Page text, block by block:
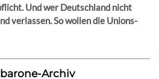
Und wer Deutschland nicht
verlassen. So wollen die Unions-
Archiv